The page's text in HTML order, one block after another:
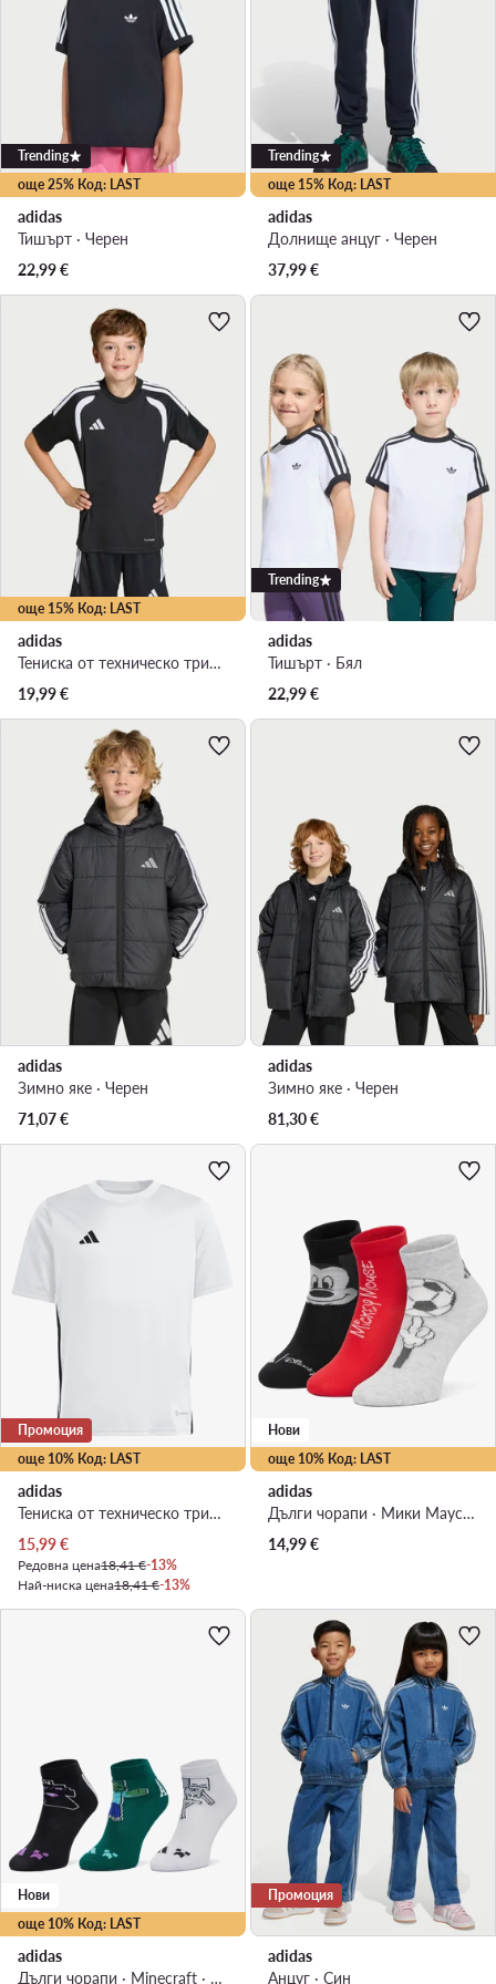
още 25% Код: LAST
Trending
adidas
Тишърт · Черен
22,99€
още 15% Код: LAST
Trending
adidas
Долнище анцуг · Черен
37,99€
още 15% Код: LAST
adidas
Тениска от техническо трико · Черен
19,99€
Trending
adidas
Тишърт · Бял
22,99€
adidas
Зимно яке · Черен
71,07€
adidas
Зимно яке · Черен
81,30€
още 10% Код: LAST
Промоция
adidas
Тениска от техническо трико · Бял
Актуална цена
15,99€
Редовна цена18,41 €-13%
Най-ниска цена18,41 €-13%
още 10% Код: LAST
Нови
adidas
Дълги чорапи · Мики Маус · Цветен
14,99€
още 10% Код: LAST
Нови
adidas
Дълги чорапи · Minecraft · Цветен
Промоция
adidas
Анцуг · Син